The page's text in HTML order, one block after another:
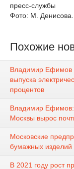
пресс-службы
Фото: М.
Похожие
Владимир Ефимов
выпуска
процентов
Владимир
Москвы вырос
Московские
бумажных изделий
В 2021 году рост